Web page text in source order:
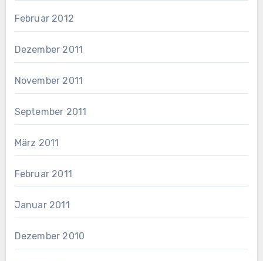
Februar 2012
Dezember 2011
November 2011
September 2011
März 2011
Februar 2011
Januar 2011
Dezember 2010